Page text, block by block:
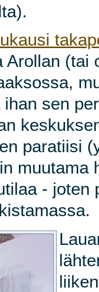
Arollan (tai
sen
paratiisi
muutama
- joten